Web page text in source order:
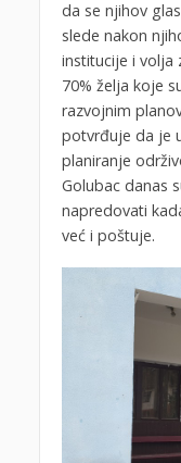
da se njihov
slede nakon
institucije i volja
70% želja koje
razvojnim
potvrđuje da je
planiranje
Golubac danas
napredovati
već i poštuje.